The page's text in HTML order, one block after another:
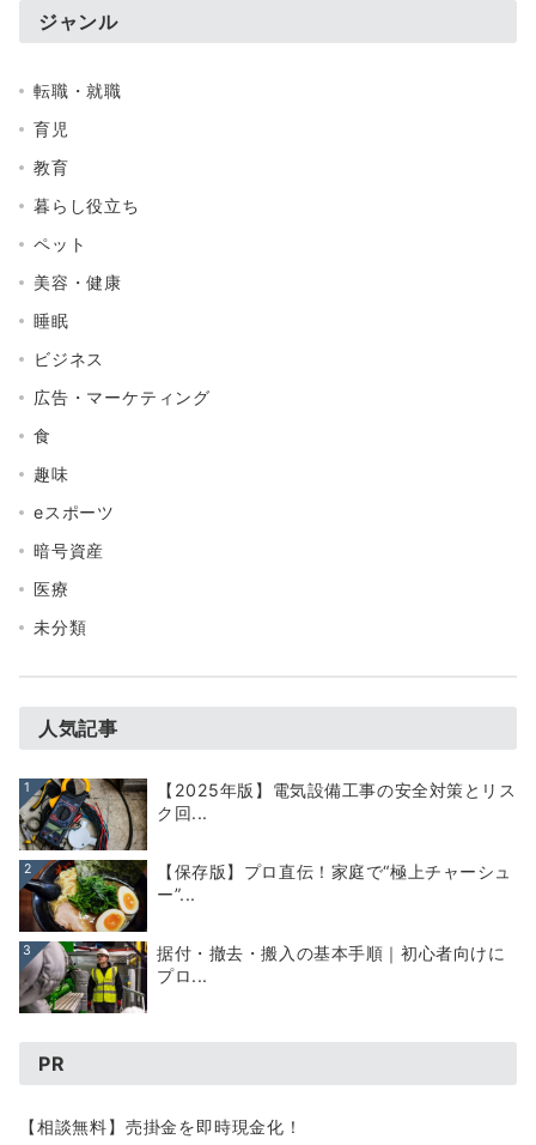
ジャンル
転職・就職
育児
教育
暮らし役立ち
ペット
美容・健康
睡眠
ビジネス
広告・マーケティング
食
趣味
eスポーツ
暗号資産
医療
未分類
人気記事
1
【2025年版】電気設備工事の安全対策とリス
ク回...
2
【保存版】プロ直伝！家庭で“極上チャーシュ
ー”...
3
据付・撤去・搬入の基本手順｜初心者向けに
プロ...
PR
【相談無料】売掛金を即時現金化！